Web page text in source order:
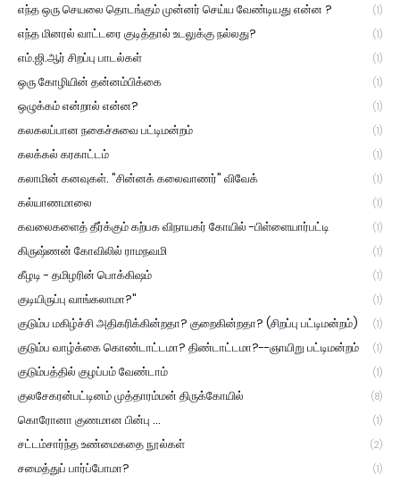
எந்த ஒரு செயலை தொடங்கும் முன்னர் செய்ய வேண்டியது என்ன ? (1)
எந்த மினரல் வாட்டரை குடித்தால் உடலுக்கு நல்லது? (1)
எம்.ஜி.ஆர் சிறப்பு பாடல்கள் (1)
ஒரு கோழியின் தன்னம்பிக்கை (1)
ஒழுக்கம் என்றால் என்ன? (1)
கலகலப்பான நகைச்சுவை பட்டிமன்றம் (1)
கலக்கல் கரகாட்டம் (1)
கலாமின் கனவுகள். "சின்னக் கலைவாணர்" விவேக் (1)
கல்யாணமாலை (1)
கவலைகளைத் தீர்க்கும் கற்பக விநாயகர் கோயில் -பிள்ளையார்பட்டி (1)
கிருஷ்ணன் கோவிலில் ராமநவமி (1)
கீழடி - தமிழரின் பொக்கிஷம் (1)
குடியிருப்பு வாங்கலாமா?" (1)
குடும்ப மகிழ்ச்சி அதிகரிக்கின்றதா? குறைகின்றதா? (சிறப்பு பட்டிமன்றம்) (1)
குடும்ப வாழ்க்கை கொண்டாட்டமா? திண்டாட்டமா?--ஞாயிறு பட்டிமன்றம் (1)
குடும்பத்தில் குழப்பம் வேண்டாம் (1)
குலசேகரன்பட்டினம் முத்தாரம்மன் திருக்கோயில் (8)
கொரோனா குணமான பின்பு ... (1)
சட்டம்சார்ந்த உண்மைகதை நூல்கள் (2)
சமைத்துப் பார்ப்போமா? (1)